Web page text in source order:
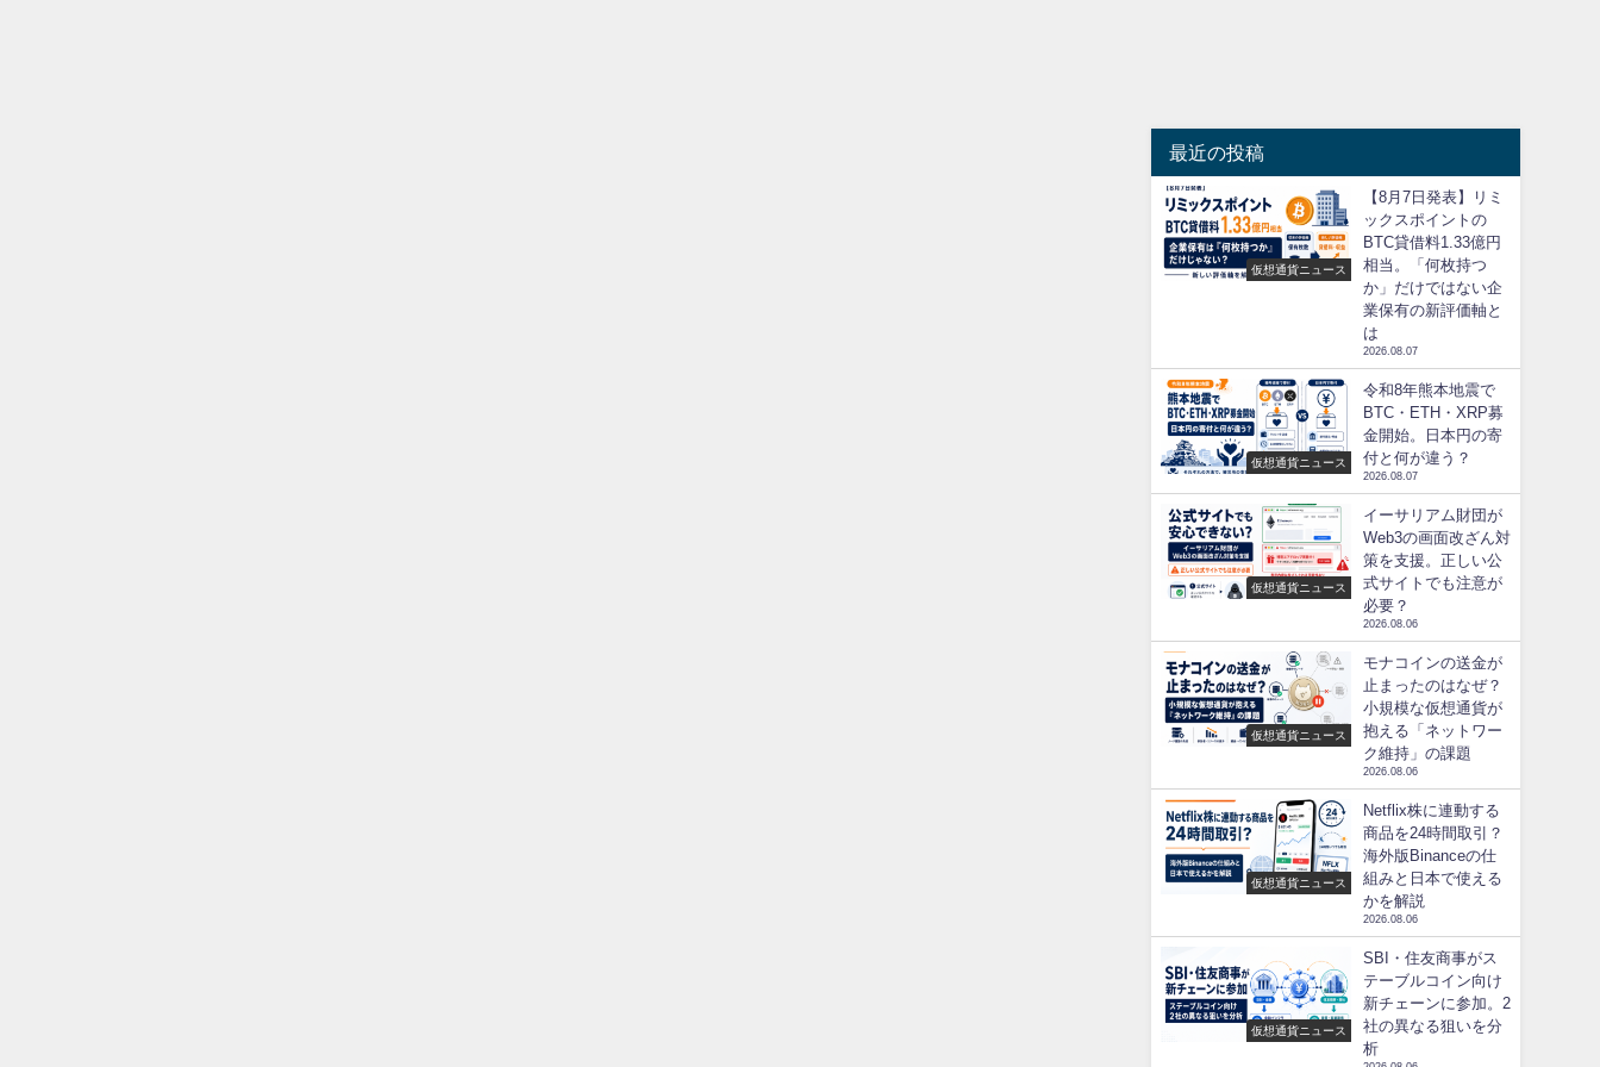
最近の投稿
仮想通貨ニュース
【8月7日発表】リミ
ックスポイントの
BTC貸借料1.33億円
相当。「何枚持つ
か」だけではない企
業保有の新評価軸と
は
2026.08.07
仮想通貨ニュース
令和8年熊本地震で
BTC・ETH・XRP募
金開始。日本円の寄
付と何が違う？
2026.08.07
仮想通貨ニュース
イーサリアム財団が
Web3の画面改ざん対
策を支援。正しい公
式サイトでも注意が
必要？
2026.08.06
仮想通貨ニュース
モナコインの送金が
止まったのはなぜ？
小規模な仮想通貨が
抱える「ネットワー
ク維持」の課題
2026.08.06
仮想通貨ニュース
Netflix株に連動する
商品を24時間取引？
海外版Binanceの仕
組みと日本で使える
かを解説
2026.08.06
仮想通貨ニュース
SBI・住友商事がス
テーブルコイン向け
新チェーンに参加。2
社の異なる狙いを分
析